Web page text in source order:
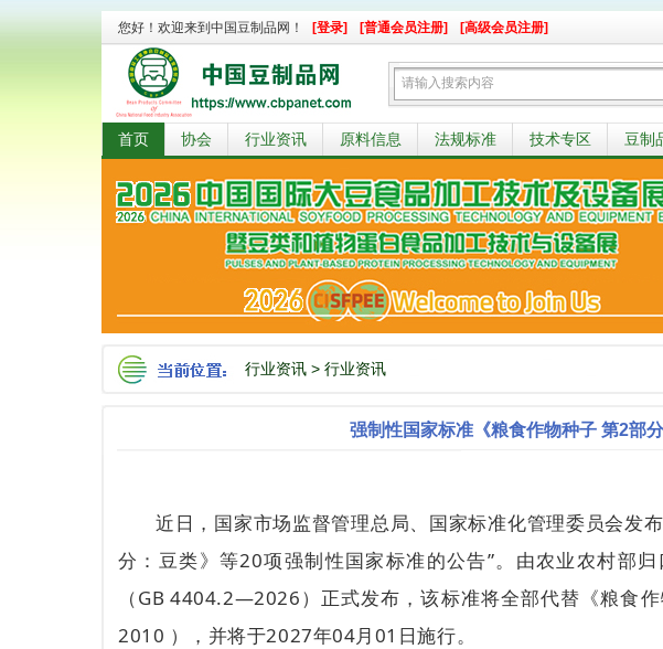
您好！欢迎来到中国豆制品网！ [登录] [普通会员注册] [高级会员注册]
首页 协会 行业资讯 原料信息 法规标准 技术专区 豆制
行业资讯 > 行业资讯
强制性国家标准《粮食作物种子 第2部
近日，国家市场监督管理总局、国家标准化管理委员会发
分：豆类》等20项强制性国家标准的公告”。由农业农村部
（GB 4404.2—2026）正式发布，该标准将全部代替《粮食
2010 ），并将于2027年04月01日施行。